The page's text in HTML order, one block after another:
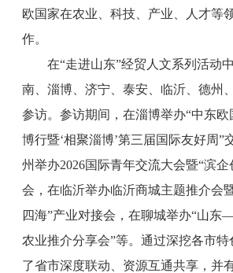
欧国家在农业、科技、产业、人才等
作。
在“走进山东”经贸人文系列活动
南、淄博、济宁、泰安、临沂、德州
参访。参访期间，在淄博举办“中东
博行暨‘相聚淄博’第三届国际友好周”
州举办2026国际青年交流大会暨“滨
会，在临沂举办临沂商城主题推介会
四海”产业对接会，在聊城举办“山东
农业推介分享会”等。通过深挖各市
了省市深度联动、资源互通共享，并